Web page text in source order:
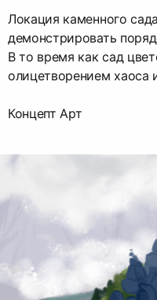
Локация каменного
демонстрировать
В то время как сад
олицетворением хаоса
Концепт Арт